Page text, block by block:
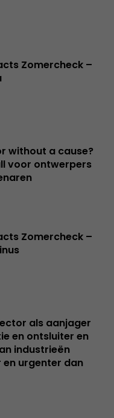
Zomercheck –
without a cause?
voor ontwerpers
Zomercheck –
als aanjager
en ontsluiter en
industrieën
en urgenter dan